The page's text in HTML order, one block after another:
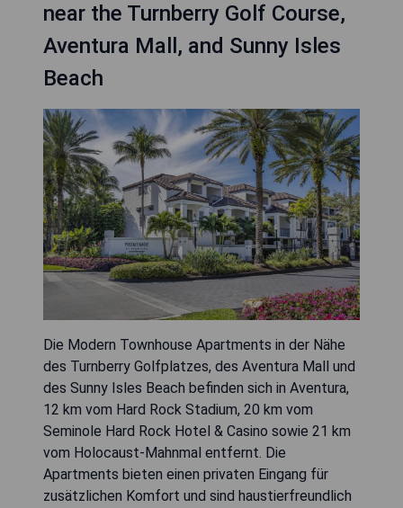
near the Turnberry Golf Course,
Aventura Mall, and Sunny Isles
Beach
Die Modern Townhouse Apartments in der Nähe
des Turnberry Golfplatzes, des Aventura Mall und
des Sunny Isles Beach befinden sich in Aventura,
12 km vom Hard Rock Stadium, 20 km vom
Seminole Hard Rock Hotel & Casino sowie 21 km
vom Holocaust-Mahnmal entfernt. Die
Apartments bieten einen privaten Eingang für
zusätzlichen Komfort und sind haustierfreundlich